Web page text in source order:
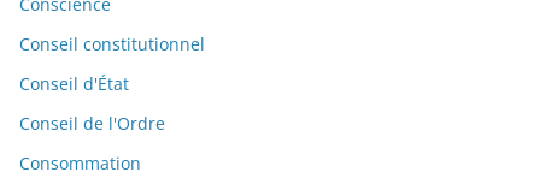
Conseil constitutionnel
Conseil d'État
Conseil de l'Ordre
Consommation